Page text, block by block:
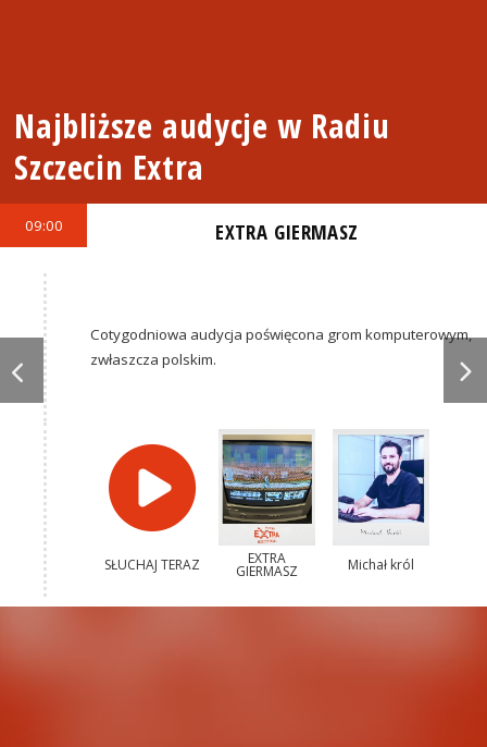
Najbliższe audycje w Radiu
Szczecin Extra
09:00 EXTRA GIERMASZ
Cotygodniowa audycja poświęcona grom komputerowym,
zwłaszcza polskim.
SŁUCHAJ TERAZ EXTRA
GIERMASZ Michał król